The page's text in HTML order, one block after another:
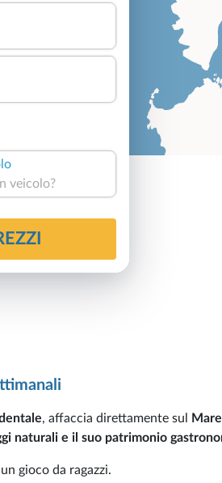
veicolo?
, affaccia direttamente sul
naturali e il suo patrimonio
gioco da ragazzi.